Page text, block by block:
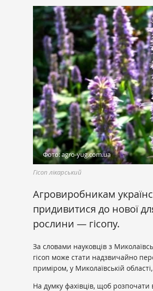
Фото: agro-yug.com.ua
Гісоп лікарський
Агровиробникам
придивитися до нової
рослини — гісопу.
За словами науковців з
гісоп може стати надзвичайно
приміром, у Миколаївській
На думку фахівців, щоб